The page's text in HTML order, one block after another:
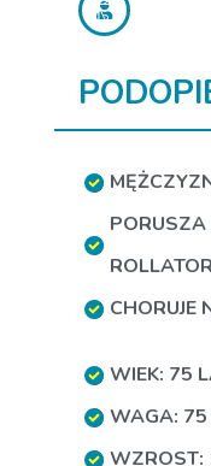
CHORUJE
WIEK: 75
WAGA: 75
WZROST: